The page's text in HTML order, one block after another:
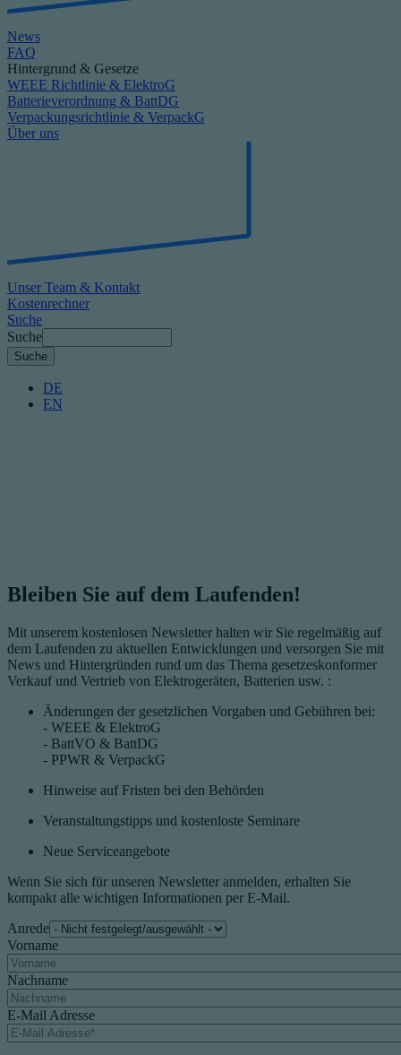
News
FAQ
Hintergrund & Gesetze
WEEE Richtlinie & ElektroG
Batterieverordnung & BattDG
Verpackungsrichtlinie & VerpackG
Über uns
Unser Team & Kontakt
Kostenrechner
Suche
Suche
DE
EN
Bleiben Sie auf dem Laufenden!
Mit unserem kostenlosen Newsletter halten wir Sie regelmäßig auf
dem Laufenden zu aktuellen Entwicklungen und versorgen Sie mit
News und Hintergründen rund um das Thema gesetzeskonformer
Verkauf und Vertrieb von Elektrogeräten, Batterien usw. :
Änderungen der gesetzlichen Vorgaben und Gebühren bei:
- WEEE & ElektroG
- BattVO & BattDG
- PPWR & VerpackG
Hinweise auf Fristen bei den Behörden
Veranstaltungstipps und kostenloste Seminare
Neue Serviceangebote
Wenn Sie sich für unseren Newsletter anmelden, erhalten Sie
kompakt alle wichtigen Informationen per E-Mail.
Anrede
Vorname
Nachname
E-Mail Adresse